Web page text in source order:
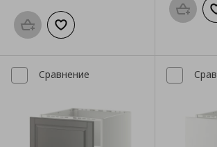
Προσθήκη στο καλάθι
Добави към списъка с любими
Сравнение